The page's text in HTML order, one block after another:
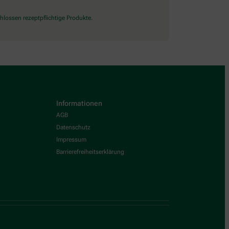
rezeptpflichtige Produkte.
Informationen
AGB
Datenschutz
Impressum
Barrierefreiheitserklärung